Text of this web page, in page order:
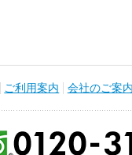
ご利用案内 会社のご案